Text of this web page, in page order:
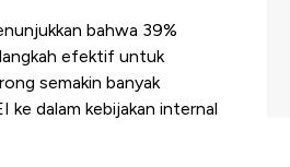
bahwa 39%
langkah efektif untuk
semakin banyak
ke dalam kebijakan internal